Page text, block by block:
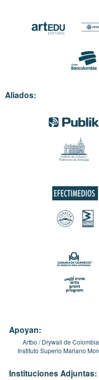
Aliados:
Apoyan:
Artbo Drywall de Colombia
Instituto Superio Mariano
Instituciones Adjuntas: